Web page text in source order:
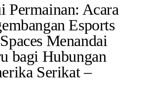
Permainan: Acara
Esports
Menandai
bagi Hubungan
Serikat –